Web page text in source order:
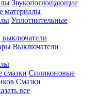
Звукопоглощающие
материалы
Уплотнительные
Выключатели
Силиконовые
Смазки
все